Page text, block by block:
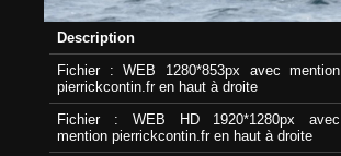
Description
Fichier : WEB 1280*853px avec mention
pierrickcontin.fr en haut à droite
Fichier : WEB HD 1920*1280px avec
mention pierrickcontin.fr en haut à droite